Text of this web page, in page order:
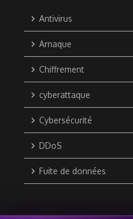
Antivirus
Arnaque
Chiffrement
cyberattaque
Cybersécurité
DDoS
Fuite de données